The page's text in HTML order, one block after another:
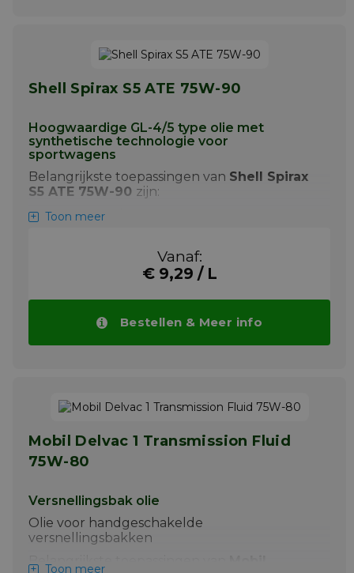
Shell Spirax S5 ATE 75W-90
Hoogwaardige GL-4/5 type olie met
synthetische technologie voor
sportwagens
Belangrijkste toepassingen van Shell Spirax
S5 ATE 75W-90 zijn:
+ Transaxle transmissies, met name voor
+ Automotieve overbrengingen
Shell Spirax S5 ATE 75W-90 is speciaal
uiterst zware transmissies van
personenwagens te voldoen.
Meer info
Toon meer
Vanaf:
€ 9,29 / L
Bestellen & Meer info
Mobil Delvac 1 Transmission Fluid
75W-80
Versnellingsbak olie
Olie voor handgeschakelde
versnellingsbakken
Belangrijkste toepassingen van
Toon meer